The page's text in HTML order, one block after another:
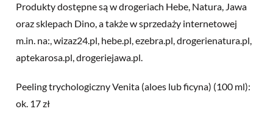
Produkty dostępne są w drogeriach Hebe, Natura, Jawa
oraz sklepach Dino, a także w sprzedaży internetowej
m.in. na:, wizaz24.pl, hebe.pl, ezebra.pl, drogerienatura.pl,
aptekarosa.pl, drogeriejawa.pl.
Peeling trychologiczny Venita (aloes lub ficyna) (100 ml):
ok. 17 zł